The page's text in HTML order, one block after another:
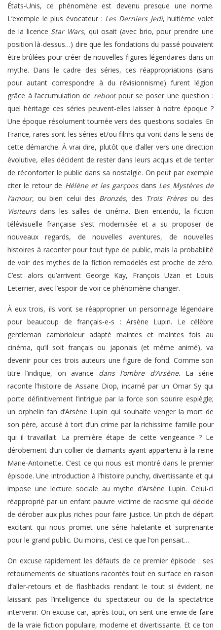
États-Unis, ce phénomène est devenu presque une norme.
L’exemple le plus évocateur : Les Derniers Jedi, huitième volet
de la licence Star Wars,qui osait (avec brio, pour prendre une
position là-dessus…) dire que les fondations du passé pouvaient
être brûlées pour créer de nouvelles figures légendaires dans un
mythe. Dans le cadre des séries, ces réappropriations (sans
pour autant correspondre à du révisionnisme) furent légion
grâce à l’accumulation de rebootpour se poser une question :
quel héritage ces séries peuvent-elles laisser à notre époque ?
Une époque résolument tournée vers des questions sociales. En
France, rares sont les séries et/ou films qui vont dans le sens de
cette démarche. À vrai dire, plutôt que d’aller vers une direction
évolutive, elles décident de rester dans leurs acquis et de tenter
de réconforter le public dans sa nostalgie. On peut par exemple
citer le retour de Hélène et les garçons dans Les Mystères de
l’amour, ou bien celui des Bronzés,des Trois Frères ou des
Visiteurs dans les salles de cinéma. Bien entendu, la fiction
télévisuelle française s’est modernisée et a su proposer de
nouveaux regards, de nouvelles aventures, de nouvelles
histoires à raconter pour tout type de public, mais la probabilité
de voir des mythes de la fiction remodelés est proche de zéro.
C’est alors qu’arrivent George Kay, François Uzan et Louis
Leterrier, avec l’espoir de voir ce phénomène changer.
À eux trois, ils vont se réapproprier un personnage légendaire
pour beaucoup de français-e-s : Arsène Lupin. Le célèbre
gentleman cambrioleur adapté maintes et maintes fois au
cinéma, qu’il soit français ou japonais (et même animé), va
devenir pour ces trois auteurs une figure de fond. Comme son
titre l’indique, on avance dans l’ombre d’Arsène. La série
raconte l’histoire de Assane Diop, incarné par un Omar Sy qui
porte définitivement l’intrigue par la force son sourire espiègle;
un orphelin fan d’Arsène Lupin qui souhaite venger la mort de
son père, accusé à tort d’un crime par la richissime famille pour
qui il travaillait. La première étape de cette vengeance ? Le
dérobement d’un collier de diamants ayant appartenu à la reine
Marie-Antoinette. C’est ce qui nous est montré dans le premier
épisode. Une introduction à l’histoire punchy, divertissante et qui
impose une lecture sociale au mythe d’Arsène Lupin. Celui-ci
réapproprié par un enfant pauvre victime de racisme qui décide
de dérober aux plus riches pour faire justice. Un pitch de départ
excitant qui nous promet une série haletante et surprenante
pour le grand public. Du moins, c’est ce que l’on pensait…
On excuse rapidement les défauts de ce premier épisode : ses
retournements de situations racontés tout en surface en raison
d’aller-retours et de flashbacks rendant le tout si évident, ne
laissant pas l’intelligence du spectateur ou de la spectatrice
intervenir. On excuse car, après tout, on sent une envie de faire
de la vraie fiction populaire, moderne et divertissante. Et ce ton